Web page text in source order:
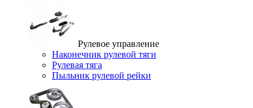
Рулевое управление
Наконечник рулевой тяги
Рулевая тяга
Пыльник рулевой рейки